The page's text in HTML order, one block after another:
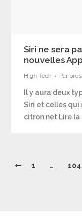
Siri ne sera
nouvelles
High Tech Par
Il y aura deux
Siri et celles qui
citron.net Lire la
1 … 104